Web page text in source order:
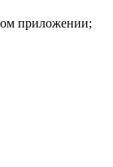
приложении;